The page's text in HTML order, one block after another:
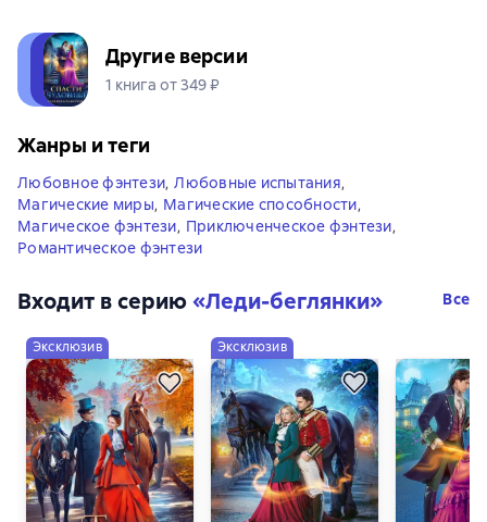
Другие версии
1 книга от 349 ₽
Жанры и теги
Любовное фэнтези, Любовные испытания,
Магические миры, Магические способности,
Магическое фэнтези, Приключенческое фэнтези,
Романтическое фэнтези
Входит в серию«Леди-беглянки» Все
Эксклюзив Эксклюзив